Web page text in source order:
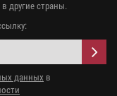
другие страны.
данных в